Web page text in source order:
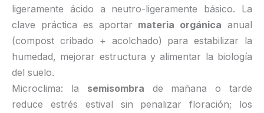
ligeramente ácido a neutro-ligeramente básico. La
clave práctica es aportar materia orgánica anual
(compost cribado + acolchado) para estabilizar la
humedad, mejorar estructura y alimentar la biología
del suelo.
Microclima: la semisombra de mañana o tarde
reduce estrés estival sin penalizar floración; los